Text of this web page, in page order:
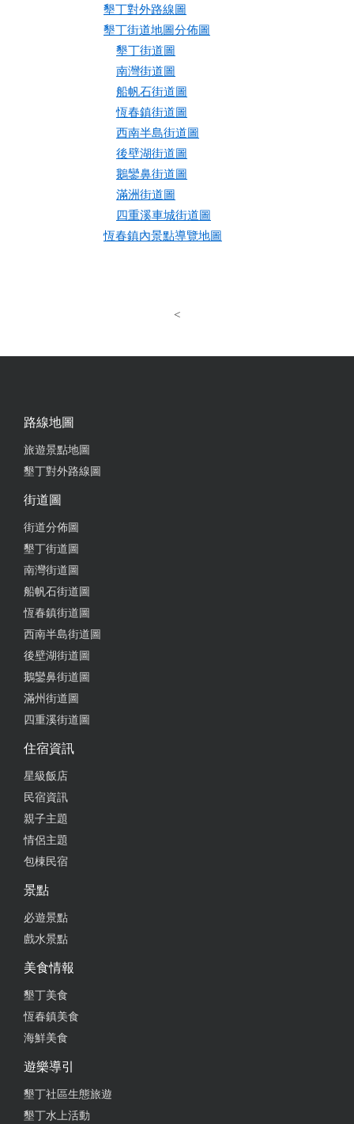
墾丁對外路線圖
墾丁街道地圖分佈圖
墾丁街道圖
南灣街道圖
船帆石街道圖
恆春鎮街道圖
西南半島街道圖
後壁湖街道圖
鵝鑾鼻街道圖
滿洲街道圖
四重溪車城街道圖
恆春鎮內景點導覽地圖
<
路線地圖
旅遊景點地圖
墾丁對外路線圖
街道圖
街道分佈圖
墾丁街道圖
南灣街道圖
船帆石街道圖
恆春鎮街道圖
西南半島街道圖
後壁湖街道圖
鵝鑾鼻街道圖
滿州街道圖
四重溪街道圖
住宿資訊
星級飯店
民宿資訊
親子主題
情侶主題
包棟民宿
景點
必遊景點
戲水景點
美食情報
墾丁美食
恆春鎮美食
海鮮美食
遊樂導引
墾丁社區生態旅遊
墾丁水上活動